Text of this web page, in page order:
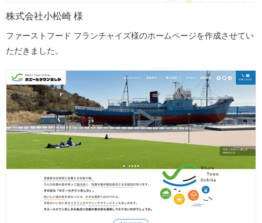
株式会社小松崎 様
ファーストフード フランチャイズ様のホームページを作成させてい
ただきました。